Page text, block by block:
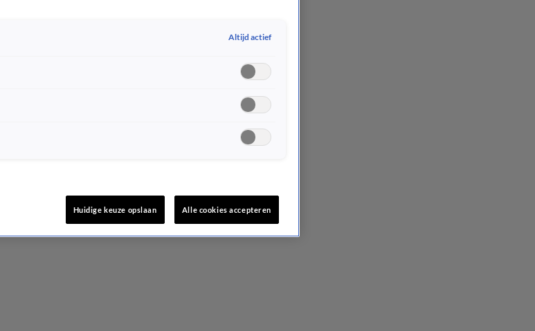
Altijd actief
Huidige keuze opslaan Alle cookies accepteren